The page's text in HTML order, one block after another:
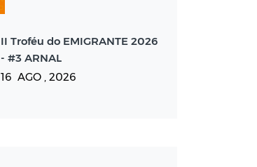
II Troféu do EMIGRANTE 2026
- #3 ARNAL
16 AGO , 2026